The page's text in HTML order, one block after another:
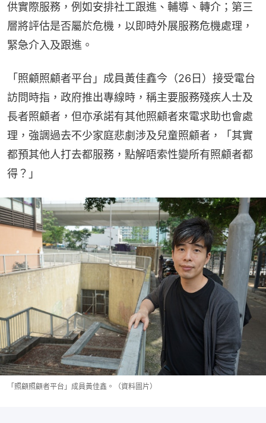
供實際服務，例如安排社工跟進、輔導、轉介；第三
層將評估是否屬於危機，以即時外展服務危機處理，
緊急介入及跟進。
「照顧照顧者平台」成員黃佳鑫今（26日）接受電台
訪問時指，政府推出專線時，稱主要服務殘疾人士及
長者照顧者，但亦承諾有其他照顧者來電求助也會處
理，強調過去不少家庭悲劇涉及兒童照顧者，「其實
都預其他人打去都服務，點解唔索性變所有照顧者都
得？」
「照顧照顧者平台」成員黃佳鑫。（資料圖片）